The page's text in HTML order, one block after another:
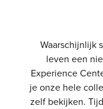
Inspiratie
Service
Waarschijnlijk
leven een
Experience
je onze hele
zelf bekijken.